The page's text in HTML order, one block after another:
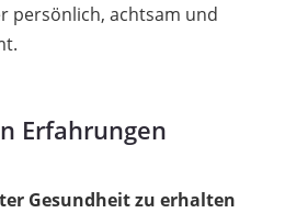
persönlich, achtsam und
Erfahrungen
Gesundheit zu erhalten